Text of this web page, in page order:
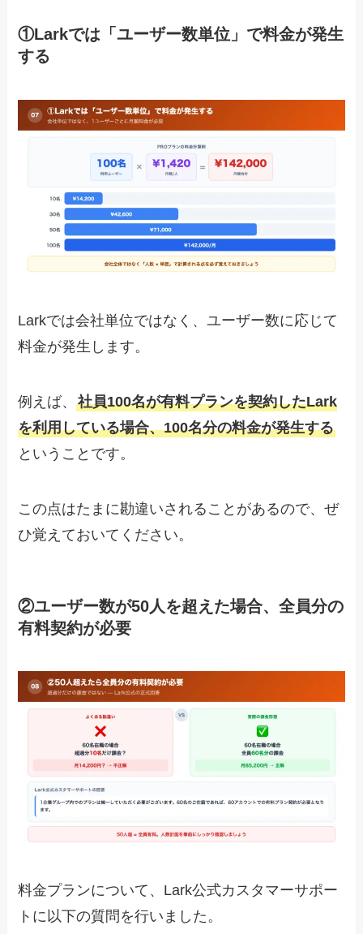
①Larkでは「ユーザー数単位」で料金が発生
する
Larkでは会社単位ではなく、ユーザー数に応じて
料金が発生します。
例えば、社員100名が有料プランを契約したLark
を利用している場合、100名分の料金が発生する
ということです。
この点はたまに勘違いされることがあるので、ぜ
ひ覚えておいてください。
②ユーザー数が50人を超えた場合、全員分の
有料契約が必要
料金プランについて、Lark公式カスタマーサポー
トに以下の質問を行いました。